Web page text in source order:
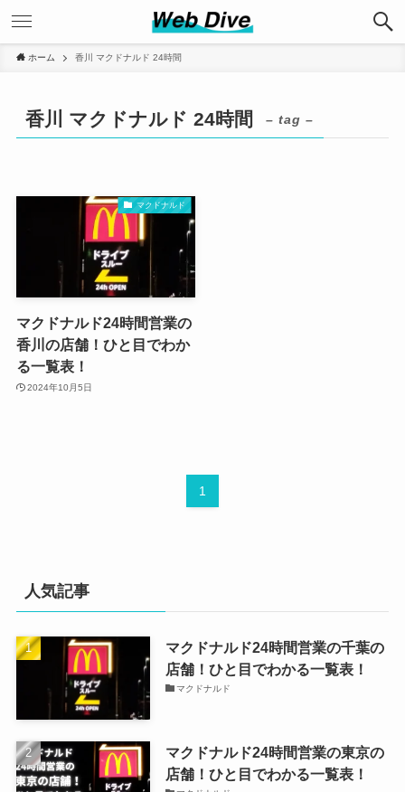
ホーム 香川 マクドナルド 24時間
香川 マクドナルド 24時間 – tag –
マクドナルド
マクドナルド24時間営業の
香川の店舗！ひと目でわか
る一覧表！
2024年10月5日
1
人気記事
マクドナルド24時間営業の千葉の
店舗！ひと目でわかる一覧表！
マクドナルド
マクドナルド24時間営業の東京の
店舗！ひと目でわかる一覧表！